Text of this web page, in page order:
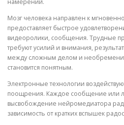
намерений.
Мозг человека направлен к
предоставляет быстрое
видеоролики, сообщения. Трудные
требуют усилий и внимания,
между сложным делом и
становится понятным.
Электронные технологии
поощрения. Каждое сообщение или
высвобождение нейромедиатора
зависимость от кратких вспышек